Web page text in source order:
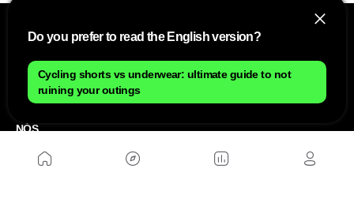
NÓS
Mapa do site
Do you prefer to read the English version?
Cycling shorts vs underwear: ultimate guide to not
ruining your outings